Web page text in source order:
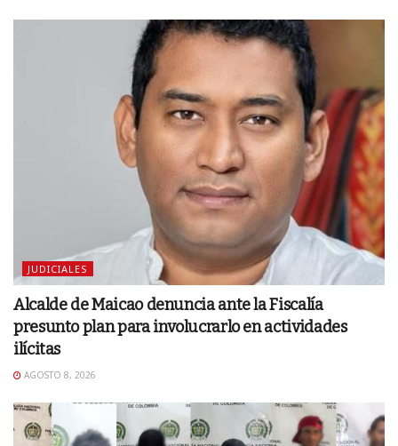
JUDICIALES
Alcalde de Maicao denuncia ante la Fiscalía
presunto plan para involucrarlo en actividades
ilícitas
AGOSTO 8, 2026